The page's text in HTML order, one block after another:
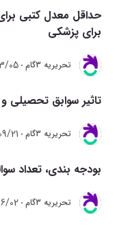
حداقل معدل کتبی
برای پزشکی
تحريريه 3گام 05
تاثیر سوابق تحصیلی
تحريريه 3گام 21
بودجه بندی، تعداد
تحريريه 3گام 02